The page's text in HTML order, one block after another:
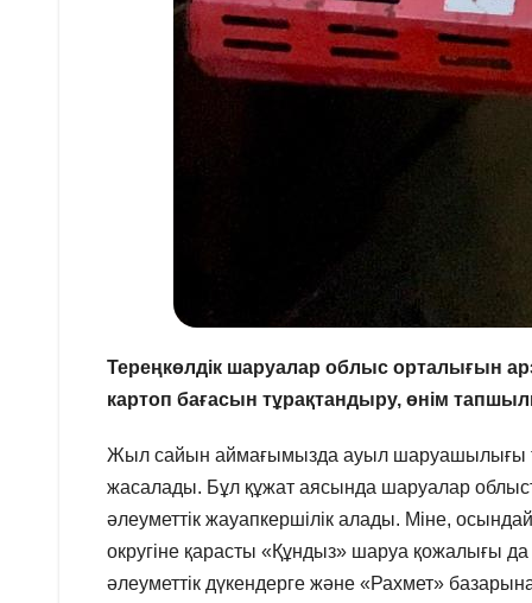
Тереңкөлдік шаруалар облыс орталығын
картоп бағасын тұрақтандыру, өнім
Жыл сайын аймағымызда ауыл шаруашылығы
жасалады. Бұл құжат аясында шаруалар
әлеуметтік жауапкершілік алады. Міне,
округіне қарасты «Құндыз» шаруа
әлеуметтік дүкендерге және «Рахмет»